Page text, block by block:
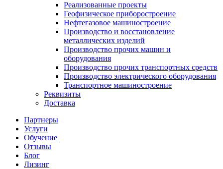
Реализованные проекты
Геофизическое приборостроение
Нефтегазовое машиностроение
Производство и восстановление
металлических изделий
Производство прочих машин и
оборудования
Производство прочих транспортных средств
Производство электрического оборудования
Транспортное машиностроение
Реквизиты
Доставка
Партнеры
Услуги
Обучение
Отзывы
Блог
Лизинг